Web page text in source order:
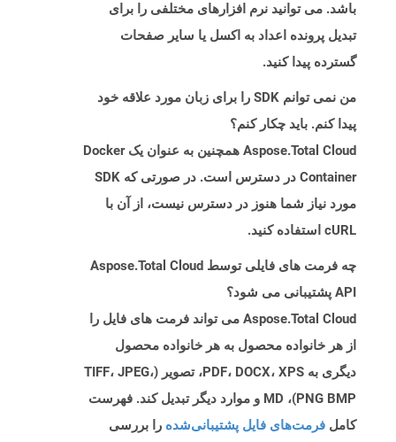
باشد. می توانید نرم افزارهای مختلفی را برای
تبدیل پرونده اعداد به اکسل یا سایر صفحات
گسترده پیدا کنید.
من نمی توانم SDK را برای زبان مورد علاقه خود
پیدا کنم. باید چکار کنم؟
Aspose.Total Cloud همچنین به عنوان یک Docker
Container در دسترس است. در صورتی که SDK
مورد نیاز شما هنوز در دسترس نیست، از آن با
cURL استفاده کنید.
چه فرمت های فایلی توسط Aspose.Total Cloud
API پشتیبانی می شود؟
Aspose.Total Cloud می تواند فرمت های فایل را
از هر خانواده محصول به هر خانواده محصول
دیگری به PDF، DOCX، XPS، تصویر (TIFF، JPEG،
PNG BMP)، MD و موارد دیگر تبدیل کند. فهرست
کامل فرمت‌های فایل پشتیبانی‌شده را بررسی